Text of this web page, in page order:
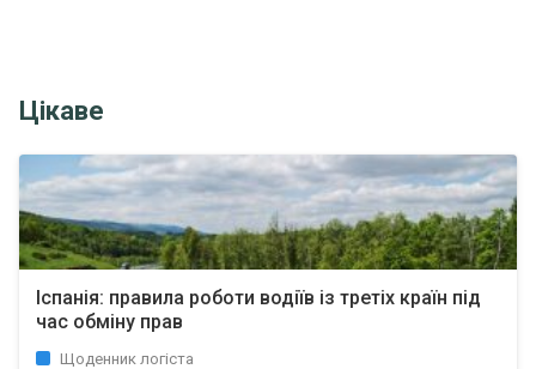
Цікаве
Іспанія: правила роботи водіїв із третіх країн під
час обміну прав
Щоденник логіста